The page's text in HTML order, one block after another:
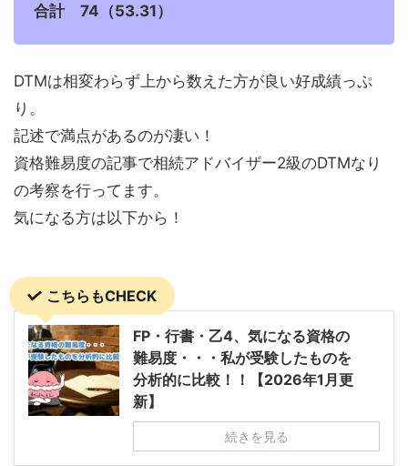
合計 74（53.31）
DTMは相変わらず上から数えた方が良い好成績っぷ
り。
記述で満点があるのが凄い！
資格難易度の記事で相続アドバイザー2級のDTMなり
の考察を行ってます。
気になる方は以下から！
こちらもCHECK
FP・行書・乙4、気になる資格の
難易度・・・私が受験したものを
分析的に比較！！【2026年1月更
新】
続きを見る